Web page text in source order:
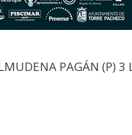
PAGÁN (P) 3